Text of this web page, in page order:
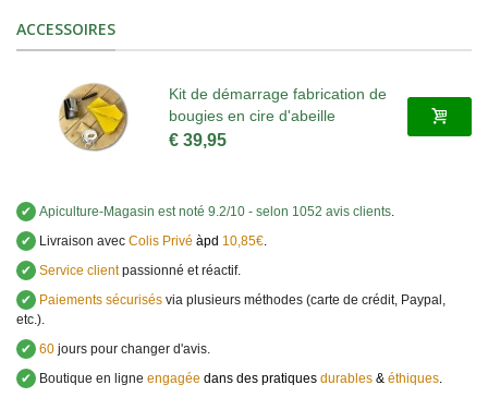
ACCESSOIRES
Kit de démarrage fabrication de
bougies en cire d'abeille
€ 39,95
✔ Apiculture-Magasin est noté 9.2/10 - selon 1052 avis clients.
✔
Livraison avec Colis Privé àpd 10,85€.
✔ Service clientpassionné et réactif.
✔
Paiements sécurisés via plusieurs méthodes (carte de crédit, Paypal,
etc.).
✔ 60 jours pour changer d'avis.
✔
Boutique en ligne engagée dans des pratiques durables & éthiques.